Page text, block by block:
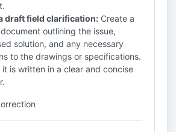
draft field clarification: Create a
outlining the issue,
solution, and any necessary
to the drawings or specifications.
it is written in a clear and concise